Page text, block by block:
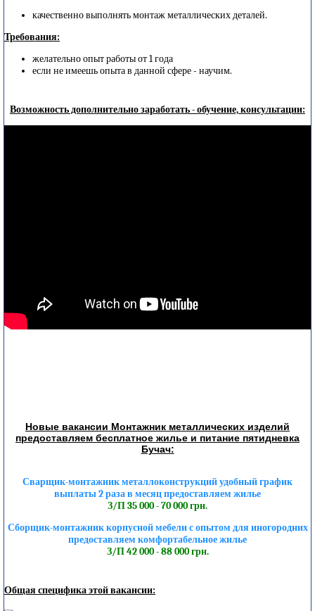
качественно выполнять монтаж металлических деталей.
Требования:
желательно опыт работы от 1 года
если не имеешь опыта в данной сфере - научим.
Возможность дополнительно заработать - обучение, консультации:
Новые вакансии Монтажник металлических изделий
предоставляем бесплатное жилье и питание пятидневка
Бучач:
Сварщик-монтажник металлоконструкций удобный график
выплаты 2 раза в месяц предоставляем жилье
З/П 35 000 - 70 000 грн.
Сборщик-монтажник корпусной мебели с опытом для иногородних
предоставляем комфортабельное жилье
З/П 42 000 - 88 000 грн.
Общая специфика этой вакансии: